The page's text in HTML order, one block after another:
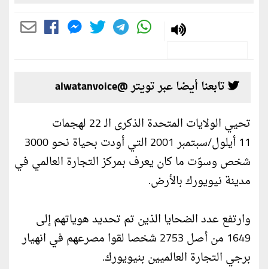
تابعنا أيضا عبر تويتر @alwatanvoice
تحيي الولايات المتحدة الذكرى الـ 22 لهجمات
11 أيلول/سبتمبر 2001 التي أودت بحياة نحو 3000
شخص وسوّت ما كان يعرف بمركز التجارة العالمي في
مدينة نيويورك بالأرض.
وارتفع عدد الضحايا الذين تم تحديد هوياتهم إلى
1649 من أصل 2753 شخصا لقوا مصرعهم في انهيار
برجي التجارة العالميين بنيويورك.